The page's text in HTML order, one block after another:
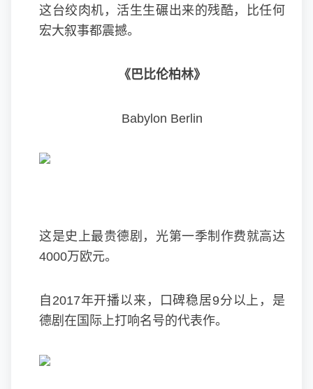
这台绞肉机，活生生碾出来的残酷，比任何
宏大叙事都震撼。
《巴比伦柏林》
Babylon Berlin
这是史上最贵德剧，光第一季制作费就高达
4000万欧元。
自2017年开播以来，口碑稳居9分以上，是
德剧在国际上打响名号的代表作。